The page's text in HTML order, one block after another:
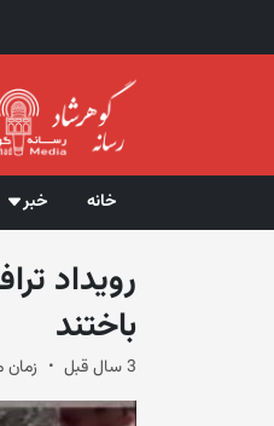
خانه خبر
رویداد
باختند
3 سال قبل زمان